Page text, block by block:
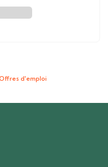
d'emploi